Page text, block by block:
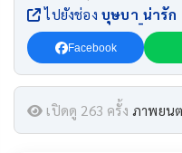
ไปยังช่องบุษบา_น่ารัก
Facebook
เปิดดู 263 ครั้ง ภาพยนต